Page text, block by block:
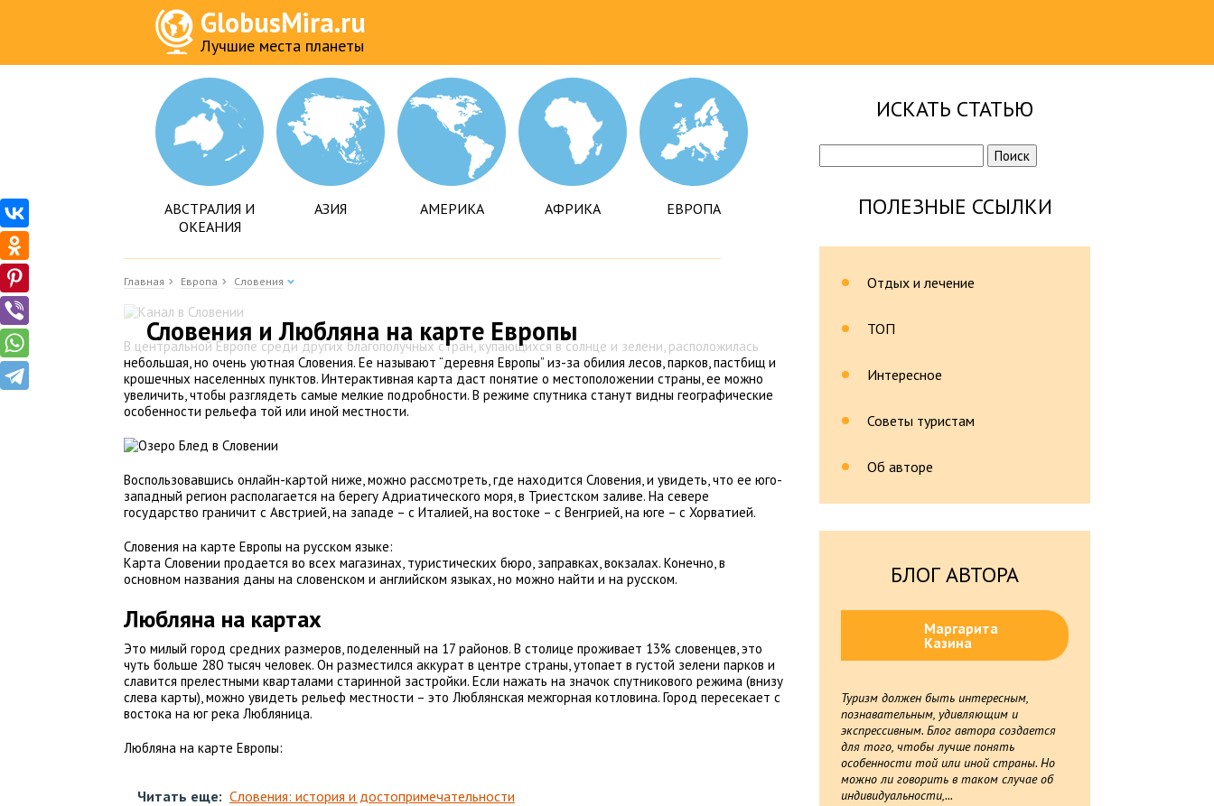
GlobusMira.ru
Лучшие места планеты
АВСТРАЛИЯ И
ОКЕАНИЯ
АЗИЯ АМЕРИКА АФРИКА ЕВРОПА
Главная Европа Словения
Словения и Любляна на карте Европы
В центральной Европе среди других благополучных стран, купающихся в солнце и зелени, расположилась
небольшая, но очень уютная Словения. Ее называют “деревня Европы” из-за обилия лесов, парков, пастбищ и
крошечных населенных пунктов. Интерактивная карта даст понятие о местоположении страны, ее можно
увеличить, чтобы разглядеть самые мелкие подробности. В режиме спутника станут видны географические
особенности рельефа той или иной местности.
Воспользовавшись онлайн-картой ниже, можно рассмотреть, где находится Словения, и увидеть, что ее юго-
западный регион располагается на берегу Адриатического моря, в Триестском заливе. На севере
государство граничит с Австрией, на западе – с Италией, на востоке – с Венгрией, на юге – с Хорватией.
Словения на карте Европы на русском языке:
Карта Словении продается во всех магазинах, туристических бюро, заправках, вокзалах. Конечно, в
основном названия даны на словенском и английском языках, но можно найти и на русском.
Любляна на картах
Это милый город средних размеров, поделенный на 17 районов. В столице проживает 13% словенцев, это
чуть больше 280 тысяч человек. Он разместился аккурат в центре страны, утопает в густой зелени парков и
славится прелестными кварталами старинной застройки. Если нажать на значок спутникового режима (внизу
слева карты), можно увидеть рельеф местности – это Люблянская межгорная котловина. Город пересекает с
востока на юг река Любляница.
Любляна на карте Европы:
Читать еще: Словения: история и достопримечательности
ИСКАТЬ СТАТЬЮ
Найти:
ПОЛЕЗНЫЕ ССЫЛКИ
Отдых и лечение
ТОП
Интересное
Советы туристам
Об авторе
БЛОГ АВТОРА
Маргарита
Казина
Туризм должен быть интересным,
познавательным, удивляющим и
экспрессивным. Блог автора создается
для того, чтобы лучше понять
особенности той или иной страны. Но
можно ли говорить в таком случае об
индивидуальности,...